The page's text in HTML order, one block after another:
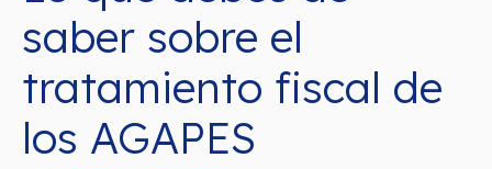
saber sobre el
tratamiento fiscal de
los AGAPES